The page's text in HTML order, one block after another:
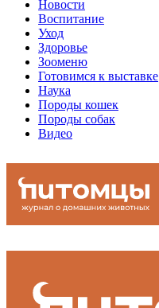
Новости
Воспитание
Уход
Здоровье
Зооменю
Готовимся к выставке
Наука
Породы кошек
Породы собак
Видео